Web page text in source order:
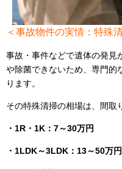
＜事故物件の実情：特殊
事故・事件などで遺体の発見
や除菌できないため、専門的
ります。
その特殊清掃の相場は、間取
・1R・1K：7～30万円
・1LDK～3LDK：13～50万円